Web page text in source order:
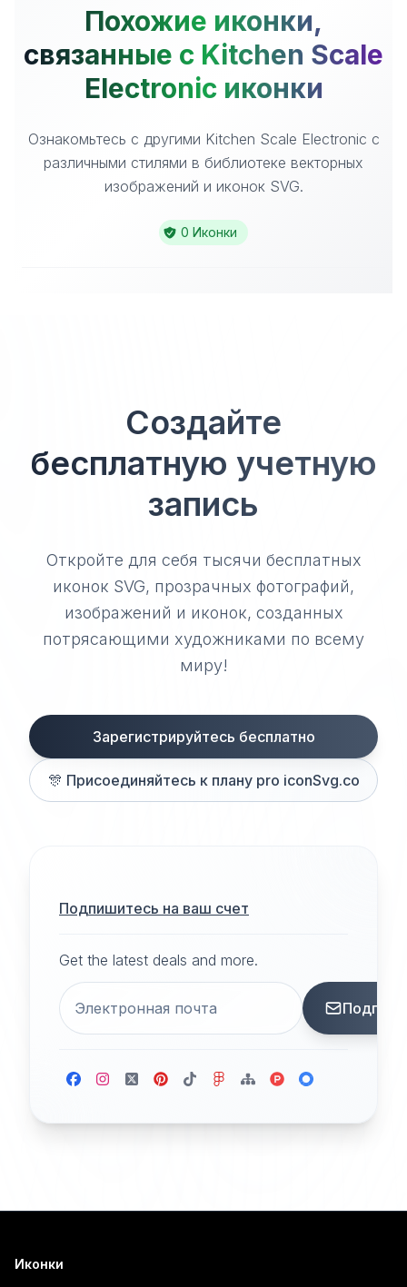
Похожие иконки,
связанные с Kitchen Scale
Electronic иконки
Ознакомьтесь с другими Kitchen Scale Electronic с
различными стилями в библиотеке векторных
изображений и иконок SVG.
0 Иконки
Создайте
бесплатную учетную
запись
Откройте для себя тысячи бесплатных
иконок SVG, прозрачных фотографий,
изображений и иконок, созданных
потрясающими художниками по всему
миру!
Зарегистрируйтесь бесплатно
🎊 Присоединяйтесь к плану pro iconSvg.co
Подпишитесь на ваш счет
Get the latest deals and more.
Иконки